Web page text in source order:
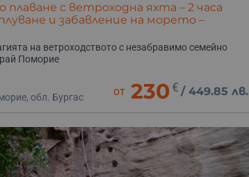
плаване с ветроходна яхта – 2 часа
и забавление на морето –
на ветроходството с незабравимо семейно
Поморие
обл. Бургас
от 230 € /449.85 лв.